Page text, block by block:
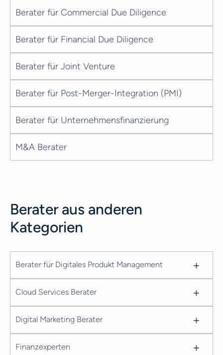
Berater für Commercial Due Diligence
Berater für Financial Due Diligence
Berater für Joint Venture
Berater für Post-Merger-Integration (PMI)
Berater für Unternehmensfinanzierung
M&A Berater
Berater aus anderen
Kategorien
Berater für Digitales Produkt Management +
Cloud Services Berater +
Digital Marketing Berater +
Finanzexperten +